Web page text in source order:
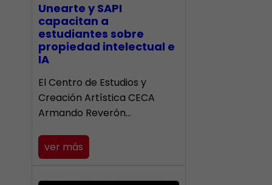
Unearte y SAPI
capacitan a
estudiantes sobre
propiedad intelectual e
IA
El Centro de Estudios y
Creación Artística CECA
Armando Reverón…
ver más